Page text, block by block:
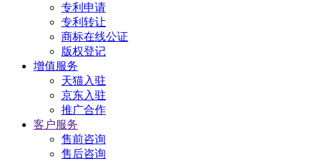
专利申请
专利转让
商标在线公证
版权登记
增值服务
天猫入驻
京东入驻
推广合作
客户服务
售前咨询
售后咨询